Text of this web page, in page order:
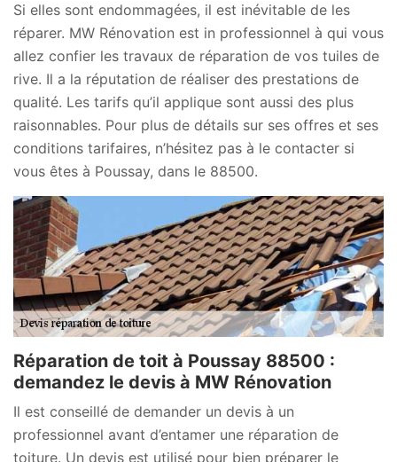
Si elles sont endommagées, il est inévitable de les
réparer. MW Rénovation est in professionnel à qui vous
allez confier les travaux de réparation de vos tuiles de
rive. Il a la réputation de réaliser des prestations de
qualité. Les tarifs qu’il applique sont aussi des plus
raisonnables. Pour plus de détails sur ses offres et ses
conditions tarifaires, n’hésitez pas à le contacter si
vous êtes à Poussay, dans le 88500.
Réparation de toit à Poussay 88500 :
demandez le devis à MW Rénovation
Il est conseillé de demander un devis à un
professionnel avant d’entamer une réparation de
toiture. Un devis est utilisé pour bien préparer le